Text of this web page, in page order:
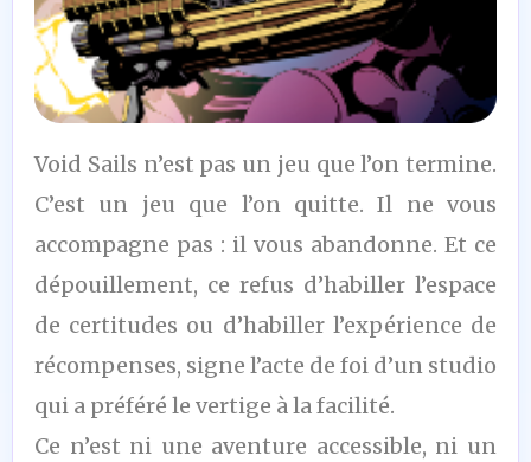
7
/10
Void Sails n’est pas un jeu que l’on termine.
C’est un jeu que l’on quitte. Il ne vous
accompagne pas : il vous abandonne. Et ce
dépouillement, ce refus d’habiller l’espace
de certitudes ou d’habiller l’expérience de
récompenses, signe l’acte de foi d’un studio
qui a préféré le vertige à la facilité.
Ce n’est ni une aventure accessible, ni un